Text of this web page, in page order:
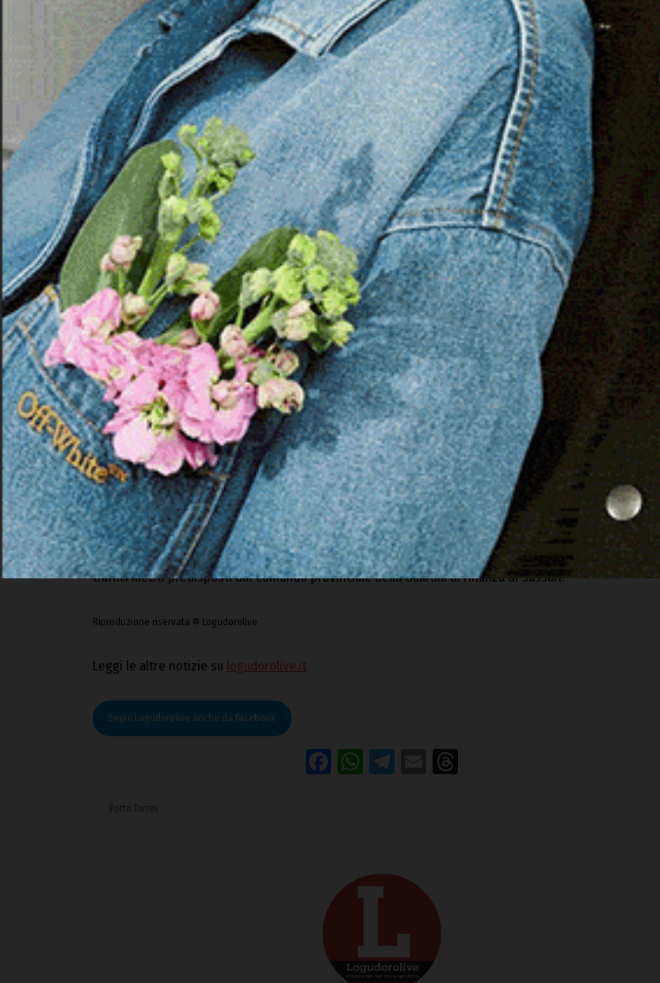
PORTO TORRES | 20 marzo 2026.La Guardia di Finanza ha arrestato a Porto Torres in flagranza di reato
uno spagnolo di 49 anni, trovato in possesso di una cospicua quantità di droga. L’uomo è stato fermato
a bordo di un’auto, durante lo sbarco dalla motonave proveniente da Tolone. Durante i controlli, anche
grazie all’impiego del cane antidroga Karma, i finanzieri della Compagnia di Porto Torres hanno
scoperto un vano artificiosamente predisposto nel cruscotto del veicolo – dietro il tachimetro –,
all’interno del quale sono state rinvenute due buste contenenti “panetti” di cocaina per un peso
complessivo di 2,5 chilogrammi. La sostanza stupefacente è stata sequestrata e il 49enne rinchiuso
nella Casa circondariale di Sassari-Bancali, con l’accusa di detenzione e trasporto internazionale di
sostanza stupefacente.
L’operazione, condotta in collaborazione con i funzionari del reparto locale dell’Agenzia delle Dogane e
dei Monopoli, rientra nell’ambito dei servizi di controllo economico del territorio per contrastare i
traffici illeciti predisposti dal Comando provinciale della Guardia di Finanza di Sassari.
Riproduzione riservata © Logudorolive
Leggi le altre notizie su logudorolive.it
Segui Logudorolive anche da Facebook
Facebook
WhatsApp
Telegram
Email
Porto Torres